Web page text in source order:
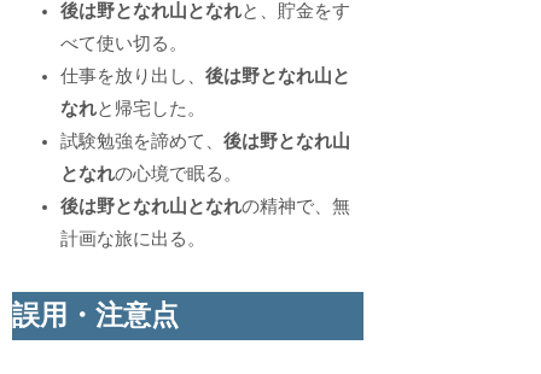
後は野となれ山となれと、貯金をす
べて使い切る。
仕事を放り出し、後は野となれ山と
なれと帰宅した。
試験勉強を諦めて、後は野となれ山
となれの心境で眠る。
後は野となれ山となれの精神で、無
計画な旅に出る。
誤用・注意点